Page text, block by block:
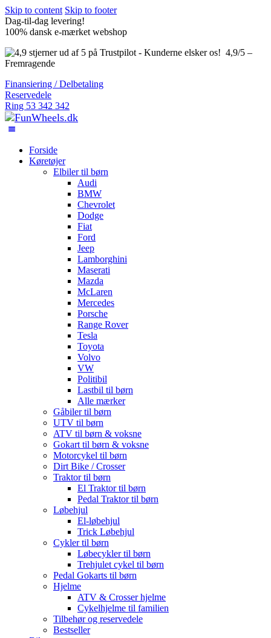
Skip to content Skip to footer
Dag-til-dag levering!
100% dansk e-mærket webshop
4,9/5 –
Fremragende
Finansiering / Delbetaling
Reservedele
Ring 53 342 342
Forside
Køretøjer
Elbiler til børn
Audi
BMW
Chevrolet
Dodge
Fiat
Ford
Jeep
Lamborghini
Maserati
Mazda
McLaren
Mercedes
Porsche
Range Rover
Tesla
Toyota
Volvo
VW
Politibil
Lastbil til børn
Alle mærker
Gåbiler til børn
UTV til børn
ATV til børn & voksne
Gokart til børn & voksne
Motorcykel til børn
Dirt Bike / Crosser
Traktor til børn
El Traktor til børn
Pedal Traktor til børn
Løbehjul
El-løbehjul
Trick Løbehjul
Cykler til børn
Løbecykler til børn
Trehjulet cykel til børn
Pedal Gokarts til børn
Hjelme
ATV & Crosser hjelme
Cykelhjelme til familien
Tilbehør og reservedele
Bestseller